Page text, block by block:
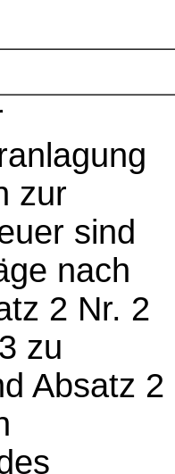
zur
sind
nach
2 Nr. 2
zu
Absatz 2